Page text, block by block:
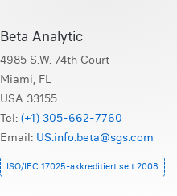
Beta Analytic
4985 S.W. 74th Court
Miami, FL
USA 33155
Tel: (+1) 305-662-7760
Email: US.info.beta@sgs.com
ISO/IEC 17025-akkreditiert seit 2008